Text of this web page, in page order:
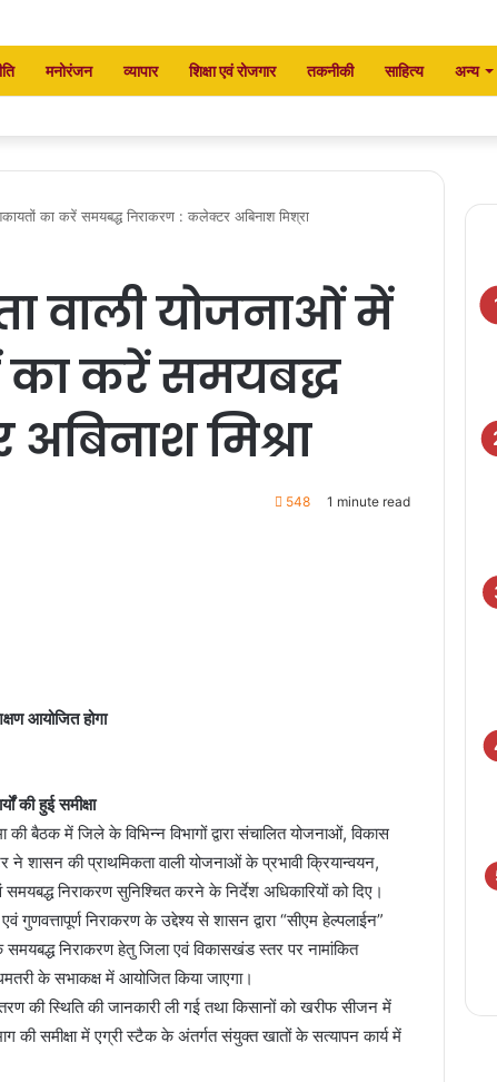
मनोरंजन व्यापार शिक्षा एवं रोजगार तकनीकी साहित्य अन्य
का करें समयबद्ध निराकरण : कलेक्टर अबिनाश मिश्रा
वाली योजनाओं में
का करें समयबद्ध
मिश्रा
548 1 minute read
आयोजित होगा
की हुई समीक्षा
बैठक में जिले के विभिन्न विभागों द्वारा संचालित योजनाओं, विकास
शासन की प्राथमिकता वाली योजनाओं के प्रभावी क्रियान्वयन,
निराकरण सुनिश्चित करने के निर्देश अधिकारियों को दिए।
निराकरण के उद्देश्य से शासन द्वारा “सीएम हेल्पलाईन”
निराकरण हेतु जिला एवं विकासखंड स्तर पर नामांकित
के सभाकक्ष में आयोजित किया जाएगा।
की स्थिति की जानकारी ली गई तथा किसानों को खरीफ सीजन में
की समीक्षा में एग्री स्टैक के अंतर्गत संयुक्त खातों के सत्यापन कार्य में